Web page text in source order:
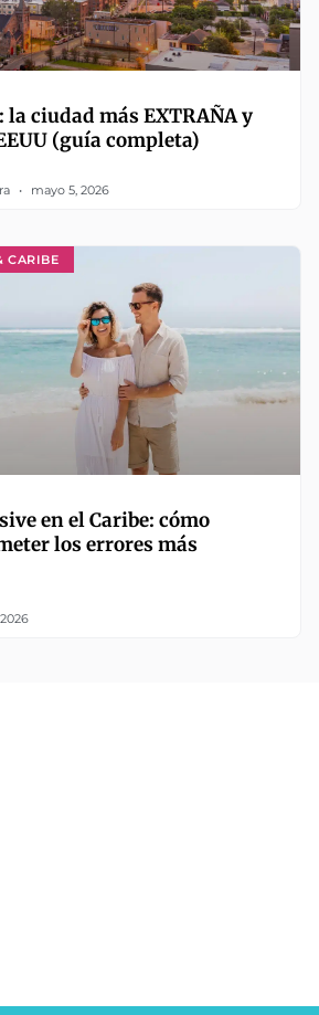
la ciudad más EXTRAÑA y
(guía completa)
mayo 5, 2026
CARIBE
en el Caribe: cómo
los errores más